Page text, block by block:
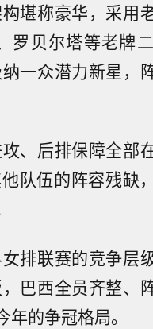
堪称豪华，采用
罗贝尔塔等老牌
一众潜力新星，
、后排保障全部
队伍的阵容残缺
排联赛的竞争层
巴西全员齐整、
的争冠格局。